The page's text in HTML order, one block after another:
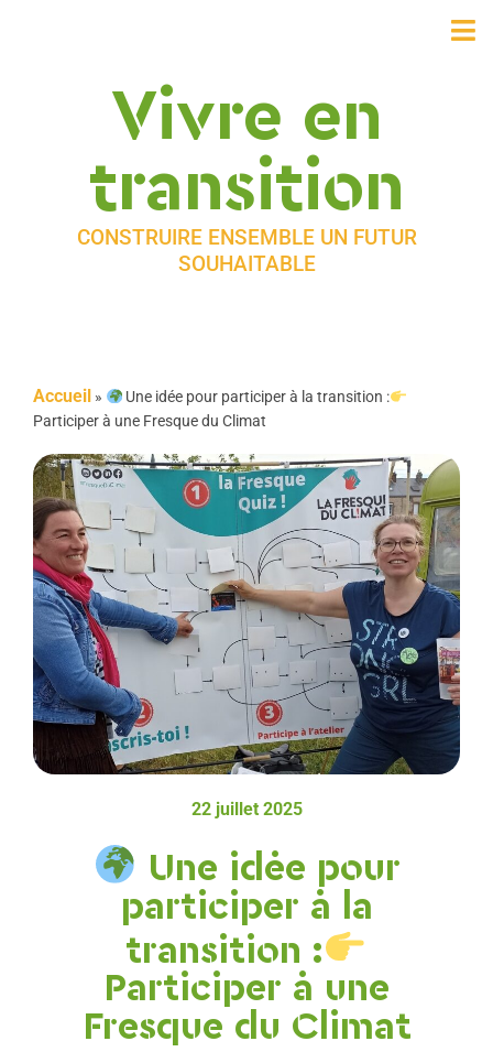
Vivre en
transition
CONSTRUIRE ENSEMBLE UN FUTUR
SOUHAITABLE
Accueil »
Une idée pour participer à la transition :
Participer à une Fresque du Climat
22 juillet 2025
Une idée pour
participer à la
transition :
Participer à une
Fresque du Climat